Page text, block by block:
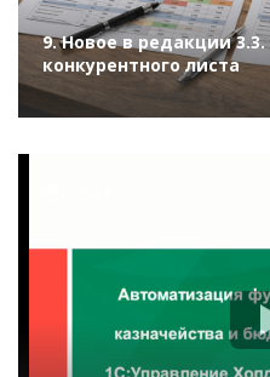
9. Новое в редакции
конкурентного листа